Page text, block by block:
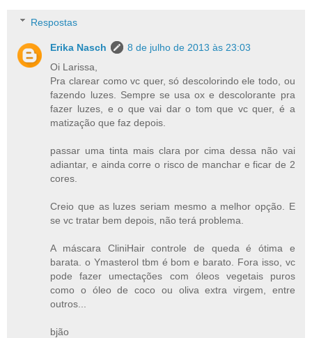
Respostas
Erika Nasch
8 de julho de 2013 às 23:03
Oi Larissa,
Pra clarear como vc quer, só descolorindo ele todo, ou
fazendo luzes. Sempre se usa ox e descolorante pra
fazer luzes, e o que vai dar o tom que vc quer, é a
matização que faz depois.
passar uma tinta mais clara por cima dessa não vai
adiantar, e ainda corre o risco de manchar e ficar de 2
cores.
Creio que as luzes seriam mesmo a melhor opção. E
se vc tratar bem depois, não terá problema.
A máscara CliniHair controle de queda é ótima e
barata. o Ymasterol tbm é bom e barato. Fora isso, vc
pode fazer umectações com óleos vegetais puros
como o óleo de coco ou oliva extra virgem, entre
outros...
bjão